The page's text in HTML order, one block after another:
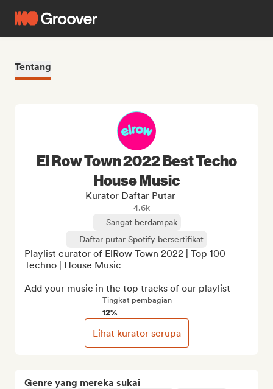
Tentang
Genre yang mereka sukai
El Row Town 2022 Best Techo
House Music
Kurator Daftar Putar
4.6k
Sangat berdampak
Daftar putar Spotify bersertifikat
Playlist curator of ElRow Town 2022 | Top 100
Techno | House Music
Add your music in the top tracks of our playlist
Tingkat pembagian
12%
Lihat kurator serupa